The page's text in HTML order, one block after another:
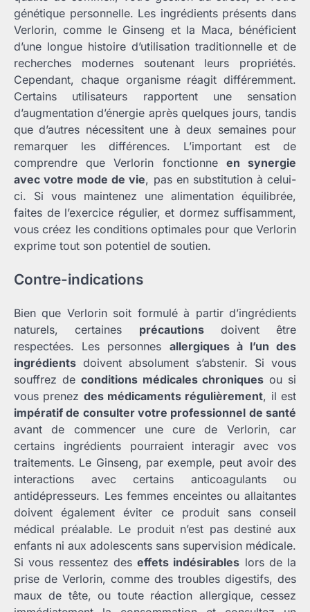
génétique personnelle. Les ingrédients présents dans
Verlorin, comme le Ginseng et la Maca, bénéficient
d’une longue histoire d’utilisation traditionnelle et de
recherches modernes soutenant leurs propriétés.
Cependant, chaque organisme réagit différemment.
Certains utilisateurs rapportent une sensation
d’augmentation d’énergie après quelques jours, tandis
que d’autres nécessitent une à deux semaines pour
remarquer les différences. L’important est de
comprendre que Verlorin fonctionne en synergie
avec votre mode de vie, pas en substitution à celui-
ci. Si vous maintenez une alimentation équilibrée,
faites de l’exercice régulier, et dormez suffisamment,
vous créez les conditions optimales pour que Verlorin
exprime tout son potentiel de soutien.
Contre-indications
Bien que Verlorin soit formulé à partir d’ingrédients
naturels, certaines précautionsdoivent être
respectées. Les personnes allergiques à l’un des
ingrédients doivent absolument s’abstenir. Si vous
souffrez de conditions médicales chroniques ou si
vous prenez des médicaments régulièrement, il est
impératif de consulter votre professionnel de santé
avant de commencer une cure de Verlorin, car
certains ingrédients pourraient interagir avec vos
traitements. Le Ginseng, par exemple, peut avoir des
interactions avec certains anticoagulants ou
antidépresseurs. Les femmes enceintes ou allaitantes
doivent également éviter ce produit sans conseil
médical préalable. Le produit n’est pas destiné aux
enfants ni aux adolescents sans supervision médicale.
Si vous ressentez des effets indésirables lors de la
prise de Verlorin, comme des troubles digestifs, des
maux de tête, ou toute réaction allergique, cessez